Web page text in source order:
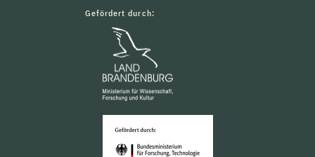
Gefördert durch: